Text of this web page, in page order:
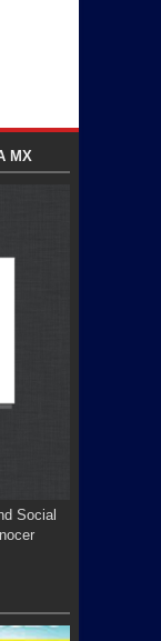
MX
Social